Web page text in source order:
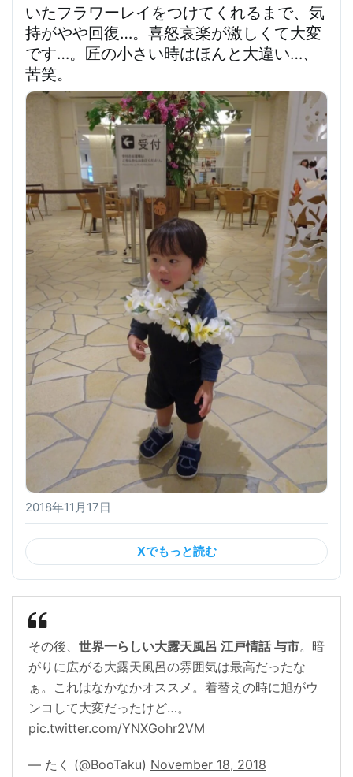
いたフラワーレイをつけてくれる まで、気
持がやや回復…。喜怒哀楽が激しくて大変
です…。匠の小さい時はほんと大違い…、
苦笑。
2018年11月17日
Xでもっと読む
その後、 世界一らしい大露天風呂 江戸情話 与市。暗
がりに広がる大露天風呂の雰囲気は最高だったな
ぁ。これはなかなかオススメ。着替えの時に旭がウ
ンコして大変だったけど…。
pic.twitter.com/YNXGohr2VM
— たく (@BooTaku) November 18, 2018